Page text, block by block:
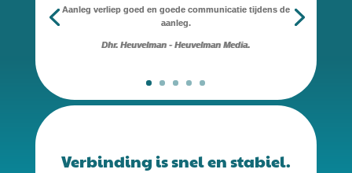
Aanleg verliep goed en goede communicatie tijdens de
aanleg.
Dhr. Heuvelman - Heuvelman Media.
Verbinding is snel en stabiel.